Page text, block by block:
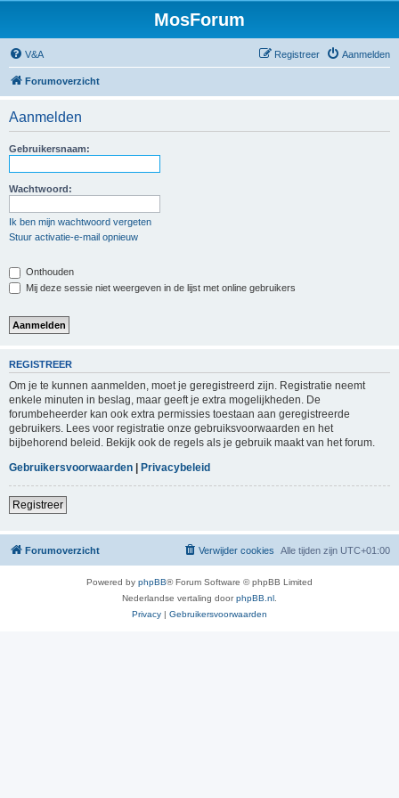
MosForum
V&A Aanmelden
Registreer
Forumoverzicht
Aanmelden
Gebruikersnaam:
Wachtwoord:
Ik ben mijn wachtwoord vergeten
Stuur activatie-e-mail opnieuw
Onthouden
Mij deze sessie niet weergeven in de lijst met online gebruikers
REGISTREER
Om je te kunnen aanmelden, moet je geregistreerd zijn. Registratie neemt
enkele minuten in beslag, maar geeft je extra mogelijkheden. De
forumbeheerder kan ook extra permissies toestaan aan geregistreerde
gebruikers. Lees voor registratie onze gebruiksvoorwaarden en het
bijbehorend beleid. Bekijk ook de regels als je gebruik maakt van het forum.
Gebruikersvoorwaarden | Privacybeleid
Registreer
Forumoverzicht Alle tijden zijn UTC+01:00
Verwijder cookies
Powered by phpBB® Forum Software © phpBB Limited
Nederlandse vertaling doorphpBB.nl
Privacy | Gebruikersvoorwaarden